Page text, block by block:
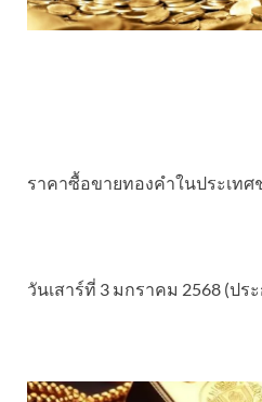
ราคาซื้อขายทองคําในประเทศ
วันเสาร์ที่ 3 มกราคม 2568 (ปร